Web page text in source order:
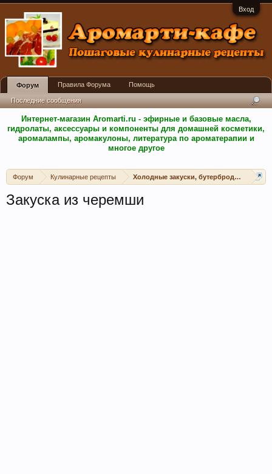
Вход
Интернет-магазин Aromarti.ru - эфирные и базовые масла,
гидролаты, аксессуары и компоненты для домашней косметики,
аромалампы, аромакулоны, литература по ароматерапии и
многое другое
Форум Кулинарные рецепты Холодные закуски, бутерброды, канапе,
Закуска из черемши
Форум
Последние сообщения
Правила Форума Помощь